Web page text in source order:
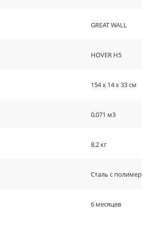
GREAT WALL
HOVER H5
154 х 14 х 33 см
0,071 м3
8,2 кг
Сталь с
6 месяцев